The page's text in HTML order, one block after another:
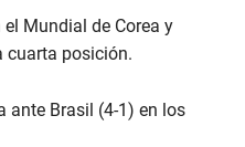
Mundial de Corea y
cuarta posición.
ante Brasil (4-1) en los